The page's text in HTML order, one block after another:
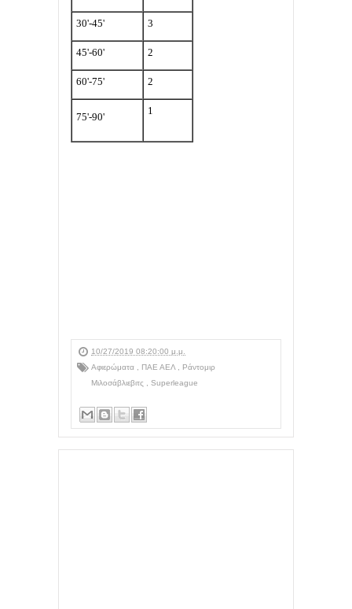
30'-45' 3
45'-60' 2
60'-75' 2
75'-90'
1
10/27/2019 08:20:00 μ.μ.
Αφιερώματα
ΠΑΕ ΑΕΛ
Ράντομιρ
Μιλοσάβλιεβιτς
Superleague